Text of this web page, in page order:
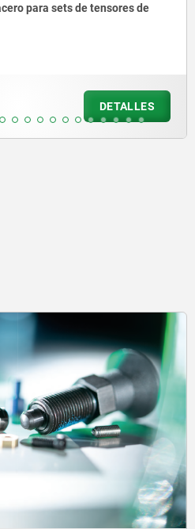
Sets de tensores de
desde$25,163.60
más gastos de envío